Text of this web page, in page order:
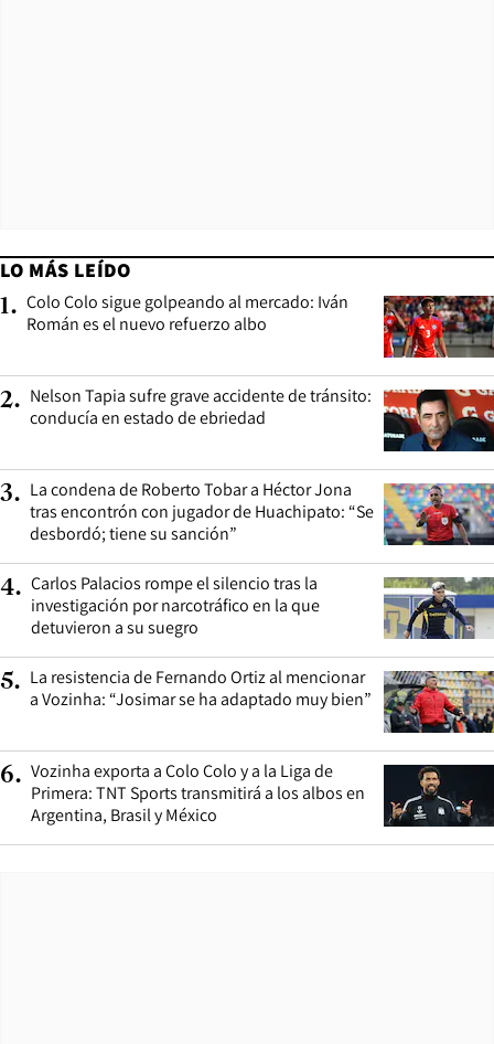
LO MÁS LEÍDO
1. Colo Colo sigue golpeando al mercado: Iván
Román es el nuevo refuerzo albo
2. Nelson Tapia sufre grave accidente de tránsito:
conducía en estado de ebriedad
3. La condena de Roberto Tobar a Héctor Jona
tras encontrón con jugador de Huachipato: “Se
desbordó; tiene su sanción”
4. Carlos Palacios rompe el silencio tras la
investigación por narcotráfico en la que
detuvieron a su suegro
5. La resistencia de Fernando Ortiz al mencionar
a Vozinha: “Josimar se ha adaptado muy bien”
6. Vozinha exporta a Colo Colo y a la Liga de
Primera: TNT Sports transmitirá a los albos en
Argentina, Brasil y México